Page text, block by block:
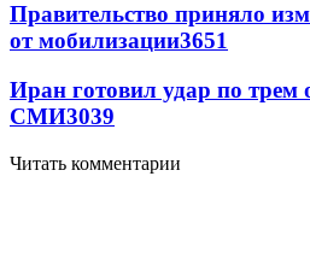
Правительство приняло
от мобилизации3651
Иран готовил удар по трем
СМИ3039
Читать комментарии